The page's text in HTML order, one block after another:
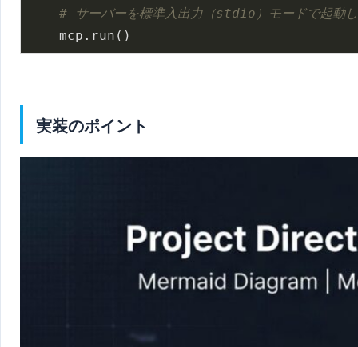
# サーバーを標準入出力（stdio）モードで起動
実装のポイント